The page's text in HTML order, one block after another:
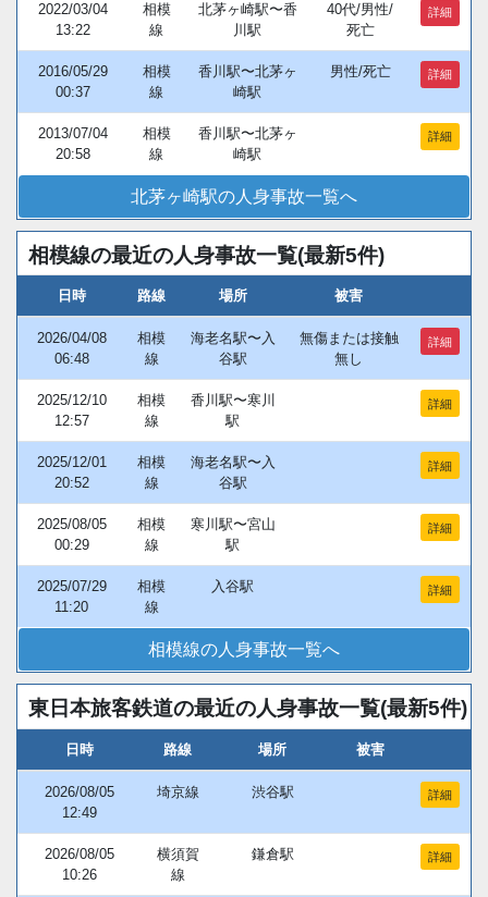
2022/03/04
13:22
相模
線
北茅ヶ崎駅〜香
川駅
40代/男性/
死亡
詳細
2016/05/29
00:37
相模
線
香川駅〜北茅ヶ
崎駅
男性/死亡 詳細
2013/07/04
20:58
相模
線
香川駅〜北茅ヶ
崎駅
詳細
北茅ヶ崎駅の人身事故一覧へ
相模線の最近の人身事故一覧(最新5件)
日時 路線 場所 被害
2026/04/08
06:48
相模
線
海老名駅〜入
谷駅
無傷または接触
無し
詳細
2025/12/10
12:57
相模
線
香川駅〜寒川
駅
詳細
2025/12/01
20:52
相模
線
海老名駅〜入
谷駅
詳細
2025/08/05
00:29
相模
線
寒川駅〜宮山
駅
詳細
2025/07/29
11:20
相模
線
入谷駅 詳細
相模線の人身事故一覧へ
東日本旅客鉄道の最近の人身事故一覧(最新5件)
日時 路線 場所 被害
2026/08/05
12:49
埼京線 渋谷駅 詳細
2026/08/05
10:26
横須賀
線
鎌倉駅 詳細